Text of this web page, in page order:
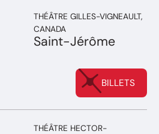
THÉÂTRE GILLES-VIGNEAULT,
CANADA
Saint-Jérôme
BILLETS
THÉÂTRE HECTOR-